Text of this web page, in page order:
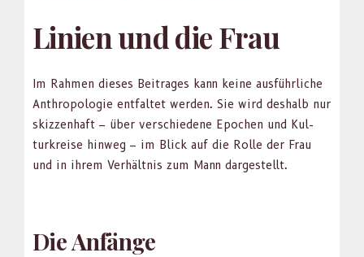
Linien und die Frau
Im Rah­men dieses Beitrages kann keine aus­führliche
Anthro­polo­gie ent­fal­tet wer­den. Sie wird deshalb nur
skizzen­haft – über ver­schiedene Epochen und Kul­
turkreise hin­weg – im Blick auf die Rolle der Frau
und in ihrem Ver­hält­nis zum Mann dargestellt.
Die Anfänge